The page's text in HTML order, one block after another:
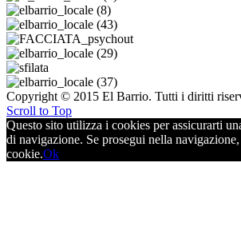
Copyright © 2015 El Barrio. Tutti i diritti
Scroll to Top
Questo sito utilizza i cookies per assicurarti
di navigazione. Se prosegui nella
cookie.Ok